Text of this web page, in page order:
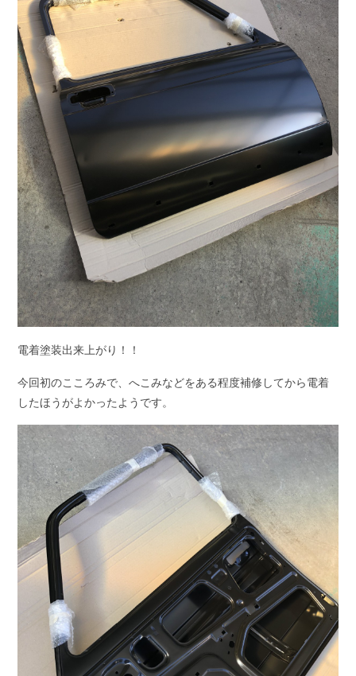
電着塗装出来上がり！！
今回初のこころみで、へこみなどをある程度補修してから電着
したほうがよかったようです。